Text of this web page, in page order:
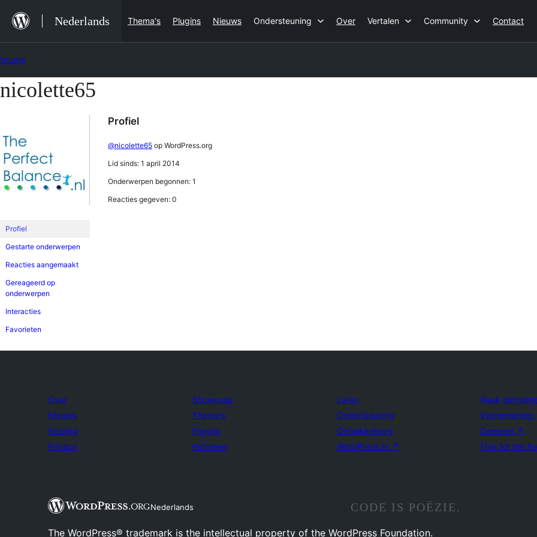
naar
de
inhoud
Nederlands Thema's Plugins Nieuws Ondersteuning Over Vertalen Community Contact
Ga
inhoud
nicolette65
Profiel
Gestarte onderwerpen
Reacties aangemaakt
Gereageerd op
onderwerpen
Interacties
Favorieten
Profiel
@nicolette65 op WordPress.org
Lid sinds: 1 april 2014
Onderwerpen begonnen: 1
Reacties gegeven: 0
Over
Nieuws
Hosting
Privacy
Showcase
Thema's
Plugins
Patronen
Leren
Ondersteuning
Ontwikkelaars
WordPress.tv ↗
Raak
Evenementen
Doneren ↗
Five for the
Nederlands CODE IS POËZIE.
The WordPress® trademark is the intellectual property of the WordPress Foundation.